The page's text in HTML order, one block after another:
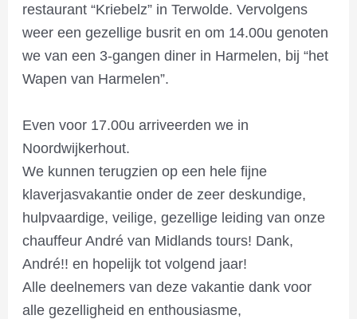
restaurant “Kriebelz” in Terwolde. Vervolgens
weer een gezellige busrit en om 14.00u genoten
we van een 3-gangen diner in Harmelen, bij “het
Wapen van Harmelen”.
Even voor 17.00u arriveerden we in
Noordwijkerhout.
We kunnen terugzien op een hele fijne
klaverjasvakantie onder de zeer deskundige,
hulpvaardige, veilige, gezellige leiding van onze
chauffeur André van Midlands tours! Dank,
André!! en hopelijk tot volgend jaar!
Alle deelnemers van deze vakantie dank voor
alle gezelligheid en enthousiasme,